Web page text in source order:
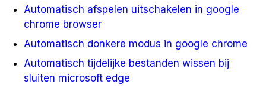
Automatisch afspelen uitschakelen in google
chrome browser
Automatisch donkere modus in google chrome
Automatisch tijdelijke bestanden wissen bij
sluiten microsoft edge